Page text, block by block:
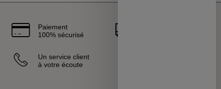
Paiement
100% sécurisé
Un service client
à votre écoute